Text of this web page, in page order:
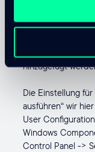
Der Servername
hinzugefügt
Die Einstellung
ausführen“ wir
User
Windows
Control Panel ->